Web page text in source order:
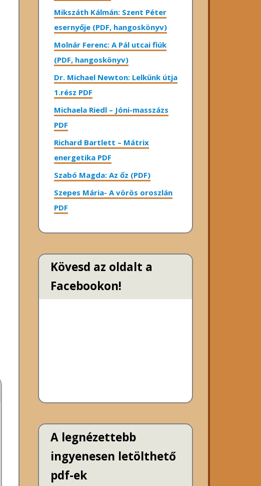
Mikszáth Kálmán: Szent Péter
esernyője (PDF, hangoskönyv)
Molnár Ferenc: A Pál utcai fiúk
(PDF, hangoskönyv)
Dr. Michael Newton: Lelkünk útja
1.rész PDF
Michaela Riedl – Jóni-masszázs
PDF
Richard Bartlett – Mátrix
energetika PDF
Szabó Magda: Az őz (PDF)
Szepes Mária- A vörös oroszlán
PDF
Kövesd az oldalt a
Facebookon!
A legnézettebb
ingyenesen letölthető
pdf-ek